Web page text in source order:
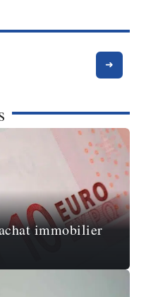
immobilier